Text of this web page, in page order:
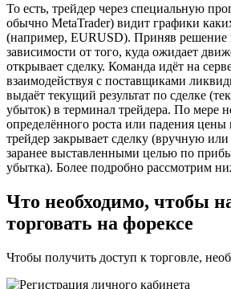
То есть, трейдер через специальную
обычно MetaTrader) видит графики
(например, EURUSD). Приняв решение
зависимости от того, куда ожидает
открывает сделку. Команда идёт на
взаимодействуя с поставщиками
выдаёт текущий результат по сделке
убыток) в терминал трейдера. По мере
определённого роста или падения
трейдер закрывает сделку (вручную или
заранее выставленными целью по
убытка). Более подробно рассмотрим
Что необходимо, чтобы
торговать на форексе
Чтобы получить доступ к торговле,